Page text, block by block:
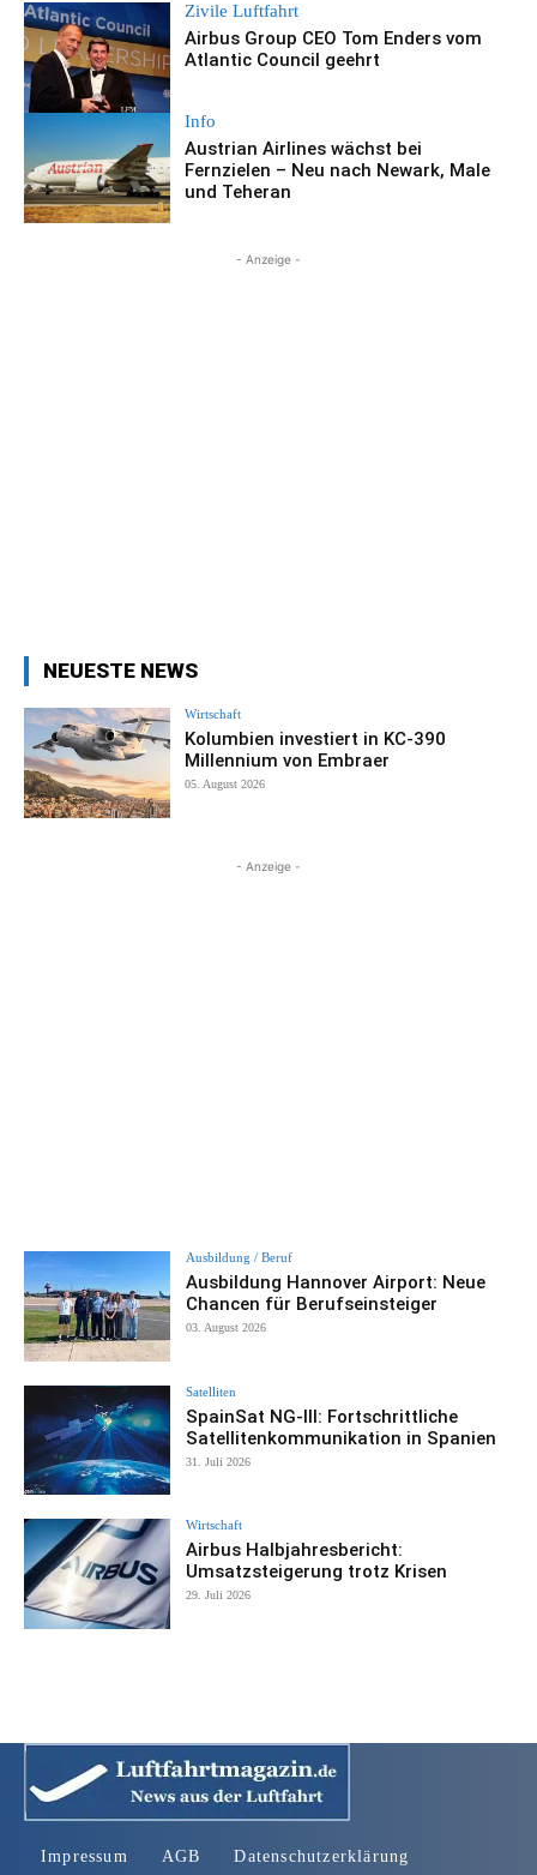
Zivile Luftfahrt
Airbus Group CEO Tom Enders vom
Atlantic Council geehrt
Info
Austrian Airlines wächst bei
Fernzielen – Neu nach Newark, Male
und Teheran
- Anzeige -
NEUESTE NEWS
Wirtschaft
Kolumbien investiert in KC-390
Millennium von Embraer
05. August 2026
- Anzeige -
Ausbildung / Beruf
Ausbildung Hannover Airport: Neue
Chancen für Berufseinsteiger
03. August 2026
Satelliten
SpainSat NG-III: Fortschrittliche
Satellitenkommunikation in Spanien
31. Juli 2026
Wirtschaft
Airbus Halbjahresbericht:
Umsatzsteigerung trotz Krisen
29. Juli 2026
Impressum AGB Datenschutzerklärung